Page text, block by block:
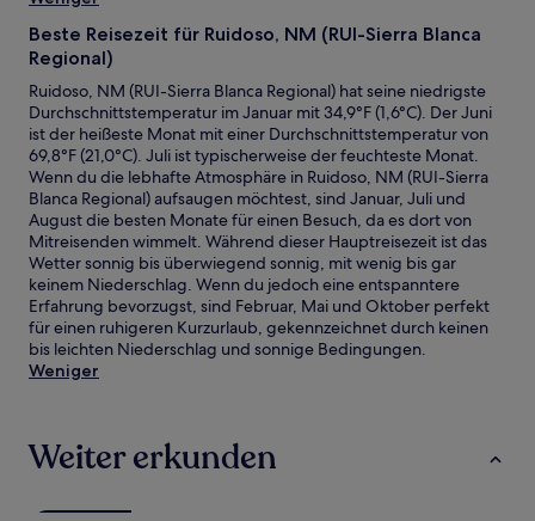
Beste Reisezeit für Ruidoso, NM (RUI-Sierra Blanca
Regional)
Ruidoso, NM (RUI-Sierra Blanca Regional) hat seine niedrigste
Durchschnittstemperatur im Januar mit 34,9°F (1,6°C). Der Juni
ist der heißeste Monat mit einer Durchschnittstemperatur von
69,8°F (21,0°C). Juli ist typischerweise der feuchteste Monat.
Wenn du die lebhafte Atmosphäre in Ruidoso, NM (RUI-Sierra
Blanca Regional) aufsaugen möchtest, sind Januar, Juli und
August die besten Monate für einen Besuch, da es dort von
Mitreisenden wimmelt. Während dieser Hauptreisezeit ist das
Wetter sonnig bis überwiegend sonnig, mit wenig bis gar
keinem Niederschlag. Wenn du jedoch eine entspanntere
Erfahrung bevorzugst, sind Februar, Mai und Oktober perfekt
für einen ruhigeren Kurzurlaub, gekennzeichnet durch keinen
bis leichten Niederschlag und sonnige Bedingungen.
Weniger
Weiter erkunden